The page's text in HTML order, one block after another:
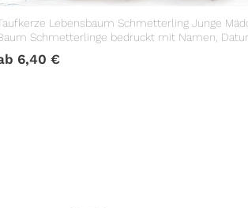
Lebensbaum Schmetterling Junge
Schmetterlinge bedruckt mit Namen,
Taufspruch
6,40 €